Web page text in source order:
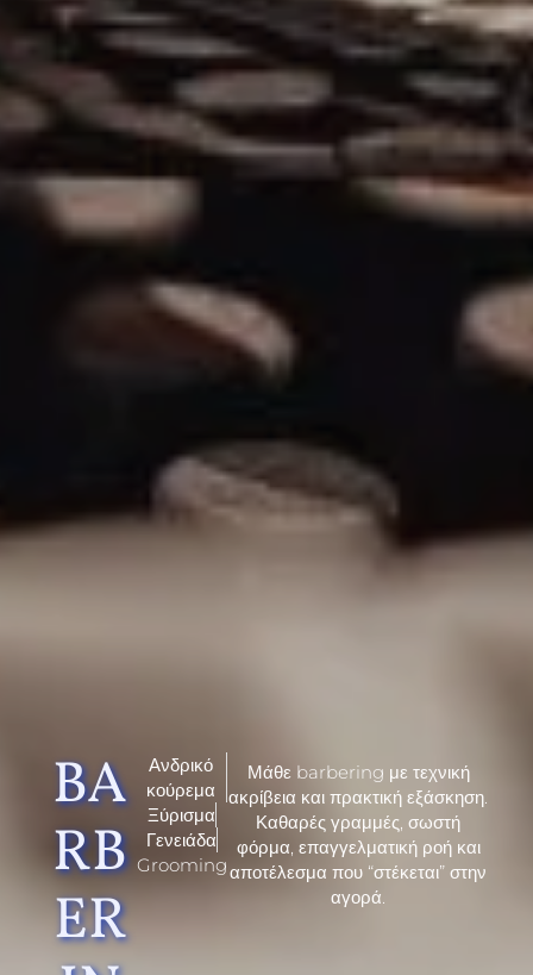
BA
RB
ER
Ανδρικό
κούρεμα
Ξύρισμα
Γενειάδα
Grooming
Μάθε barbering με τεχνική
ακρίβεια και πρακτική εξάσκηση.
Καθαρές γραμμές, σωστή
φόρμα, επαγγελματική ροή και
αποτέλεσμα που “στέκεται” στην
αγορά.